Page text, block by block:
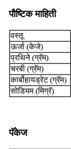
पौष्टिक माहिती
वस्तू
ऊर्जा (केजे)
प्रथिने (ग्रॅम)
चरबी (ग्रॅम)
कार्बोहायड्रेट (ग्रॅम)
सोडियम (मिग्रॅ)
पॅकेज